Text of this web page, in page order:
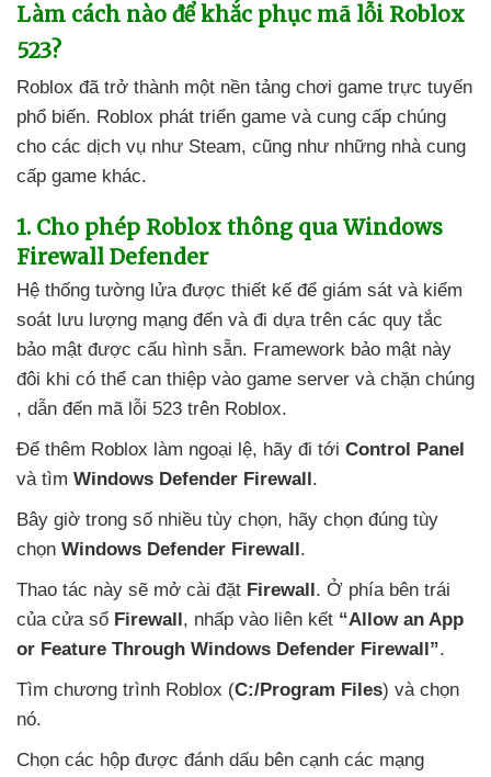
Làm cách nào để khắc phục mã lỗi Roblox
523?
Roblox đã trở thành một nền tảng chơi game trực tuyến
phổ biến. Roblox phát triển game và cung cấp chúng
cho các dịch vụ như Steam, cũng như những nhà cung
cấp game khác.
1. Cho phép Roblox thông qua Windows
Firewall Defender
Hệ thống tường lửa được thiết kế để giám sát và kiểm
soát lưu lượng mạng đến và đi dựa trên các quy tắc
bảo mật được cấu hình sẵn. Framework bảo mật này
đôi khi có thể can thiệp vào game server và chặn chúng
, dẫn đến mã lỗi 523 trên Roblox.
Để thêm Roblox làm ngoại lệ, hãy đi tới Control Panel
và tìm Windows Defender Firewall .
Bây giờ trong số nhiều tùy chọn, hãy chọn đúng tùy
chọn Windows Defender Firewall .
Thao tác này sẽ mở cài đặt Firewall . Ở phía bên trái
của cửa sổ Firewall , nhấp vào liên kết “Allow an App
or Feature Through Windows Defender Firewall”.
Tìm chương trình Roblox (C:/Program Files) và chọn
nó.
Chọn các hộp được đánh dấu bên cạnh các mạng